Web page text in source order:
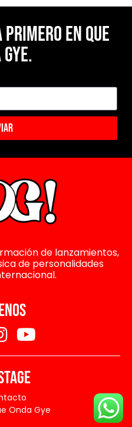
en Que
de lanzamientos,
de personalidades
Onda Gye